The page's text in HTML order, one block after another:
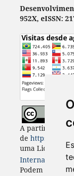
952X, eISSN:
A partir de
de https://
uma Licença
Internacional .
Podem estar